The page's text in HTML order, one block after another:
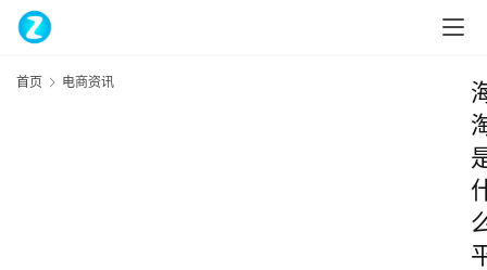
首页 电商资讯